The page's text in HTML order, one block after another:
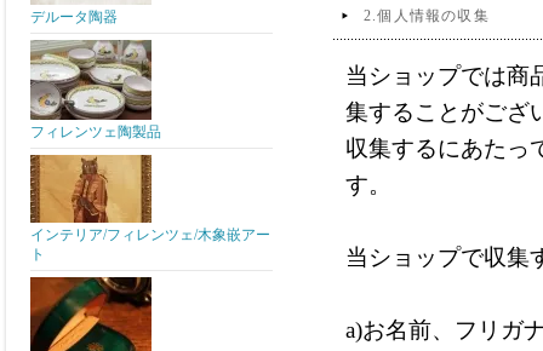
デルータ陶器
フィレンツェ陶製品
インテリア/フィレンツェ/木象嵌アー
ト
2.個人情報の収集
当ショップでは商
集することがござ
収集するにあたっ
す。
当ショップで収集
a)お名前、フリガ